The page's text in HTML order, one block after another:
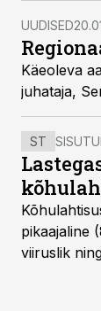
UUDISED
Käeoleva aasta 1. jaanuarist kinnitati Regionaalhaigla
ST
pikaajaline
viiruslik